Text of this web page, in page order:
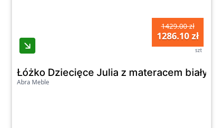
1429.00 zł
1286.10 zł
szt
Łóżko Dziecięce Julia z materacem biały
Abra Meble